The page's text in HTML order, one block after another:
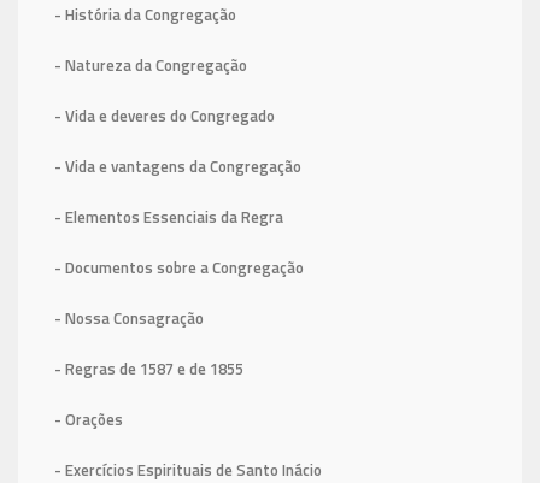
- História da Congregação
- Natureza da Congregação
- Vida e deveres do Congregado
- Vida e vantagens da Congregação
- Elementos Essenciais da Regra
- Documentos sobre a Congregação
- Nossa Consagração
- Regras de 1587 e de 1855
- Orações
- Exercícios Espirituais de Santo Inácio